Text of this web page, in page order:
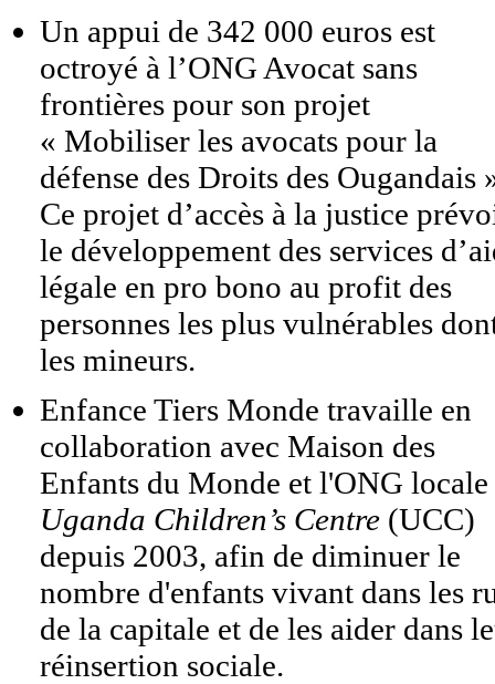
Un appui de 342 000 euros est
octroyé à l’ONG Avocat sans
frontières pour son projet
« Mobiliser les avocats pour la
défense des Droits des Ougandais
Ce projet d’accès à la justice
le développement des services
légale en pro bono au profit des
personnes les plus vulnérables
les mineurs.
Enfance Tiers Monde travaille en
collaboration avec Maison des
Enfants du Monde et l'ONG locale
Uganda Children’s Centre (UCC)
depuis 2003, afin de diminuer le
nombre d'enfants vivant dans les
de la capitale et de les aider dans
réinsertion sociale.